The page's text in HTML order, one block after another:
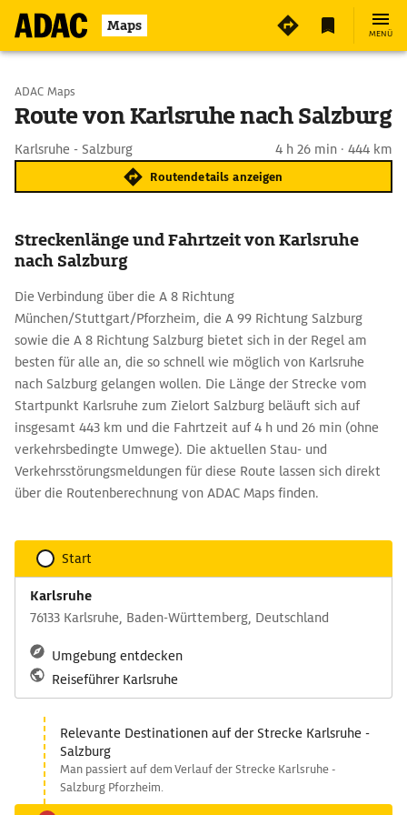
Maps MENÜ
Start wählen
ADAC Maps
Route von Karlsruhe nach Salzburg
Karlsruhe - Salzburg 4 h 26 min · 444 km
Routendetails anzeigen
Streckenlänge und Fahrtzeit von Karlsruhe
nach Salzburg
Die Verbindung über die A 8 Richtung
München/Stuttgart/Pforzheim, die A 99 Richtung Salzburg
sowie die A 8 Richtung Salzburg bietet sich in der Regel am
besten für alle an, die so schnell wie möglich von Karlsruhe
nach Salzburg gelangen wollen. Die Länge der Strecke vom
Startpunkt Karlsruhe zum Zielort Salzburg beläuft sich auf
insgesamt 443 km und die Fahrtzeit auf 4 h und 26 min (ohne
verkehrsbedingte Umwege). Die aktuellen Stau- und
Verkehrsstörungsmeldungen für diese Route lassen sich direkt
über die Routenberechnung von ADAC Maps finden.
Start
Karlsruhe
76133 Karlsruhe, Baden-Württemberg, Deutschland
Umgebung entdecken
Reiseführer Karlsruhe
Relevante Destinationen auf der Strecke Karlsruhe -
Salzburg
Man passiert auf dem Verlauf der Strecke Karlsruhe -
Salzburg Pforzheim.